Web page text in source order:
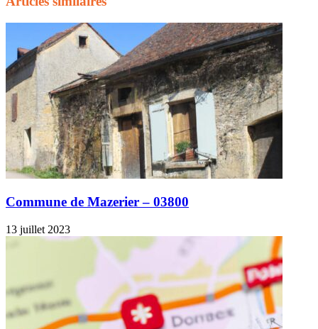
Commune de Mazerier – 03800
13 juillet 2023